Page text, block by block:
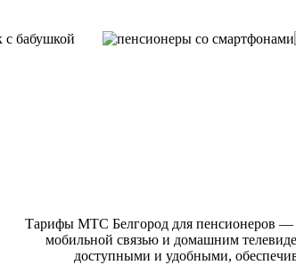
Тарифы МТС Белгород для пенсионеров —
мобильной связью и домашним
доступными и удобными,